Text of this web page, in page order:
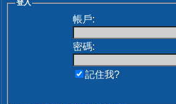
登入
帳戶:
密碼:
記住我?